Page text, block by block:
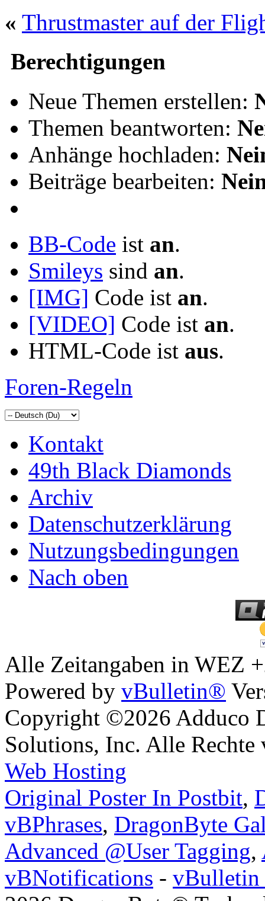
« Thrustmaster auf der
Berechtigungen
Neue Themen erstellen:
Themen beantworten:
Anhänge hochladen:
Beiträge bearbeiten:
BB-Code ist an.
Smileys sind an.
[IMG] Code ist an.
[VIDEO] Code ist an.
HTML-Code ist aus.
Foren-Regeln
Kontakt
49th Black Diamonds
Archiv
Datenschutzerklärung
Nutzungsbedingungen
Nach oben
Alle Zeitangaben in WEZ
Powered by vBulletin®
Copyright ©2026 Adduco
Solutions, Inc. Alle Rechte
Web Hosting
Original Poster In Postbit,
vBPhrases, DragonByte
Advanced @User Tagging,
vBNotifications - vBulletin